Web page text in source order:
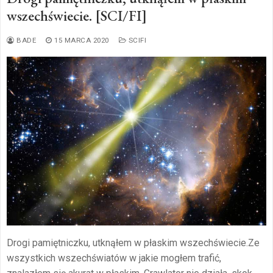
wszechświecie. [SCI/FI]
BADE 15 MARCA 2020 SCIFI
Drogi pamiętniczku, utknąłem w płaskim wszechświecie.Ze
wszystkich wszechświatów w jakie mogłem trafić,